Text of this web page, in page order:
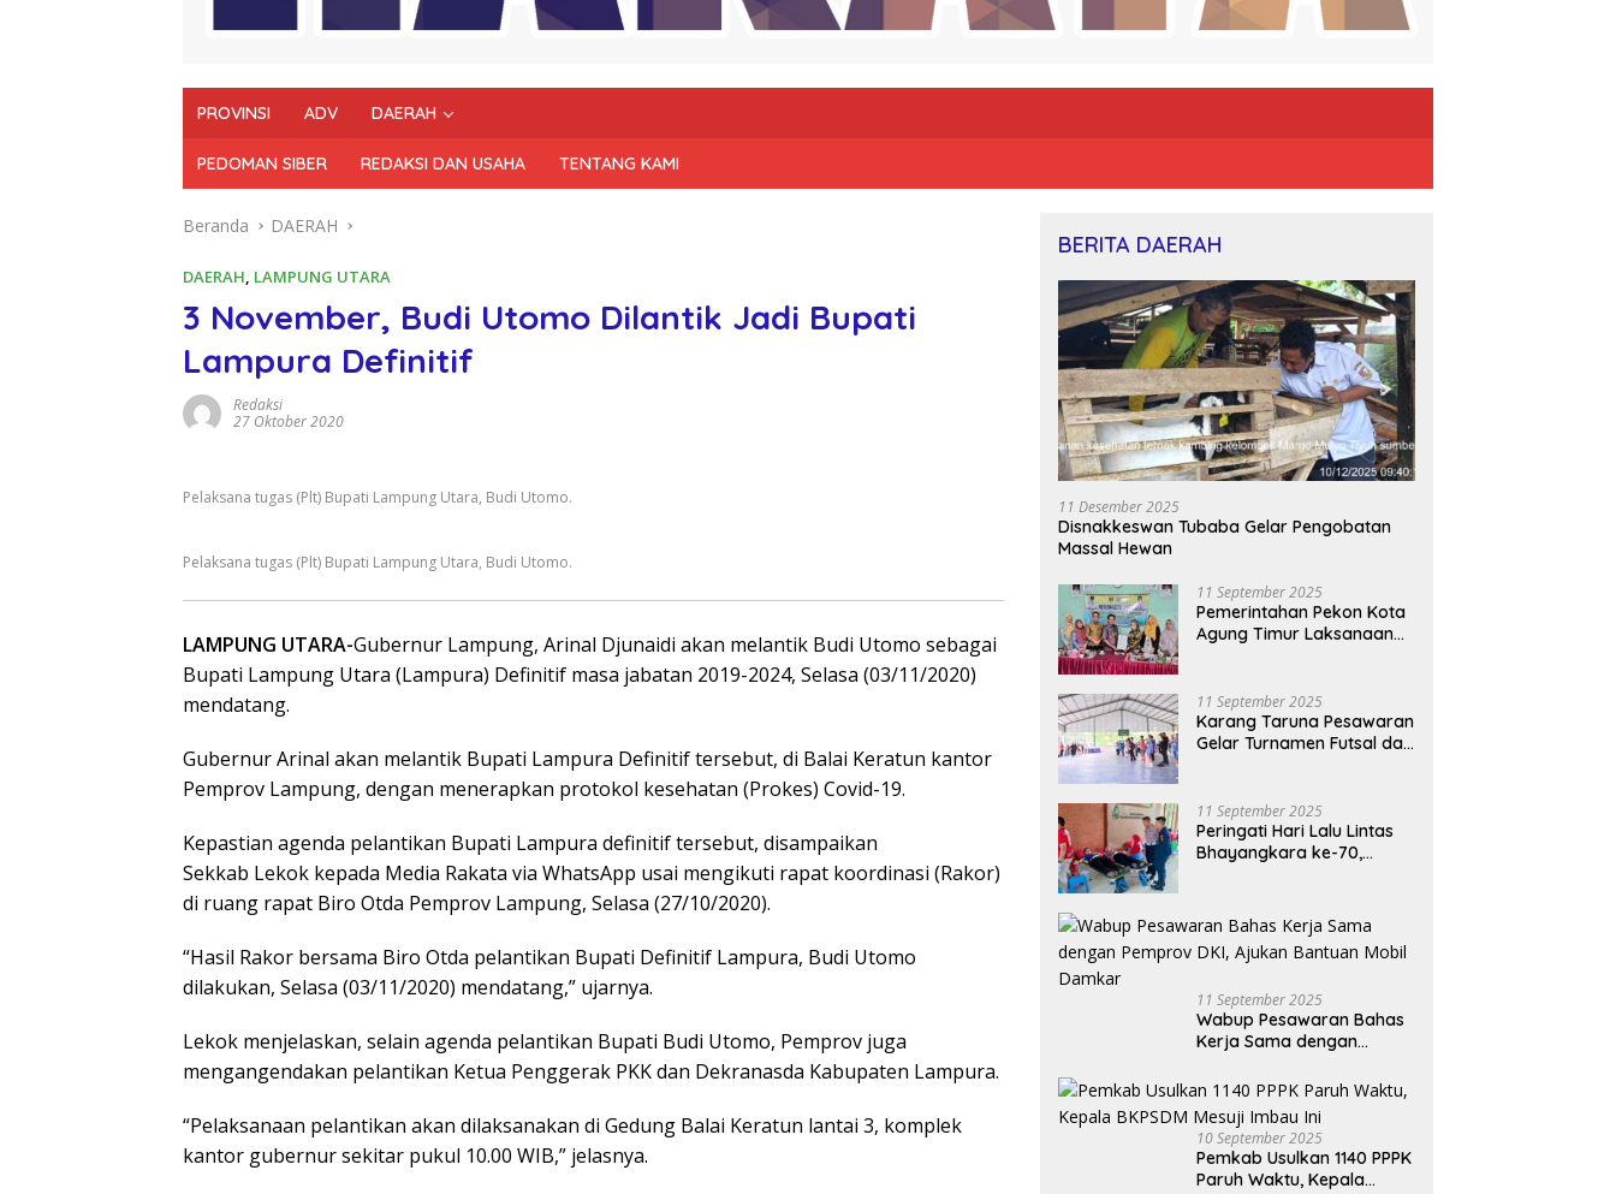
PROVINSI ADV DAERAH
PEDOMAN SIBER REDAKSI DAN USAHA TENTANG KAMI
Beranda DAERAH
DAERAH, LAMPUNG UTARA
3 November, Budi Utomo Dilantik Jadi Bupati
Lampura Definitif
Redaksi
27 Oktober 2020
Pelaksana tugas (Plt) Bupati Lampung Utara, Budi Utomo.
Pelaksana tugas (Plt) Bupati Lampung Utara, Budi Utomo.
LAMPUNG UTARA-Gubernur Lampung, Arinal Djunaidi akan melantik Budi Utomo sebagai
Bupati Lampung Utara (Lampura) Definitif masa jabatan 2019-2024, Selasa (03/11/2020)
mendatang.
Gubernur Arinal akan melantik Bupati Lampura Definitif tersebut, di Balai Keratun kantor
Pemprov Lampung, dengan menerapkan protokol kesehatan (Prokes) Covid-19.
Kepastian agenda pelantikan Bupati Lampura definitif tersebut, disampaikan
Sekkab Lekok kepada Media Rakata via WhatsApp usai mengikuti rapat koordinasi (Rakor)
di ruang rapat Biro Otda Pemprov Lampung, Selasa (27/10/2020).
“Hasil Rakor bersama Biro Otda pelantikan Bupati Definitif Lampura, Budi Utomo
dilakukan, Selasa (03/11/2020) mendatang,” ujarnya.
Lekok menjelaskan, selain agenda pelantikan Bupati Budi Utomo, Pemprov juga
mengangendakan pelantikan Ketua Penggerak PKK dan Dekranasda Kabupaten Lampura.
“Pelaksanaan pelantikan akan dilaksanakan di Gedung Balai Keratun lantai 3, komplek
kantor gubernur sekitar pukul 10.00 WIB,” jelasnya.
BERITA DAERAH
11 Desember 2025
Disnakkeswan Tubaba Gelar Pengobatan
Massal Hewan
11 September 2025
Pemerintahan Pekon Kota
Agung Timur Laksanaan
2026
11 September 2025
Karang Taruna Pesawaran
Gelar Turnamen Futsal dan
11 September 2025
Peringati Hari Lalu Lintas
Bhayangkara ke-70,
Darah Sejuta Harapan
11 September 2025
Wabup Pesawaran Bahas
Kerja Sama dengan
Bantuan Mobil Damkar
10 September 2025
Pemkab Usulkan 1140 PPPK
Paruh Waktu, Kepala